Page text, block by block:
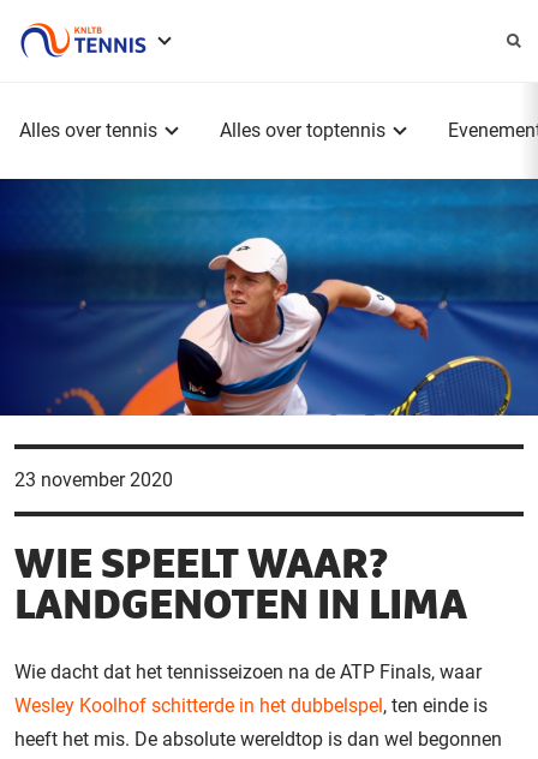
Alles over tennis Alles over toptennis
23 november 2020
WIE SPEELT WAAR?
LANDGENOTEN IN LIMA
Wie dacht dat het tennisseizoen na de ATP Finals, waar
Wesley Koolhof schitterde in het dubbelspel, ten einde is
heeft het mis. De absolute wereldtop is dan wel begonnen